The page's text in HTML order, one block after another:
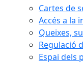
Cartes de
Accés a la
Queixes,
Regulació
Espai dels